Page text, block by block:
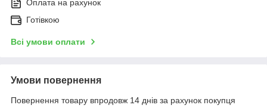
Оплата на рахунок
Готівкою
Всі умови оплати
Умови повернення
Повернення товару впродовж 14 днів за рахунок покупця